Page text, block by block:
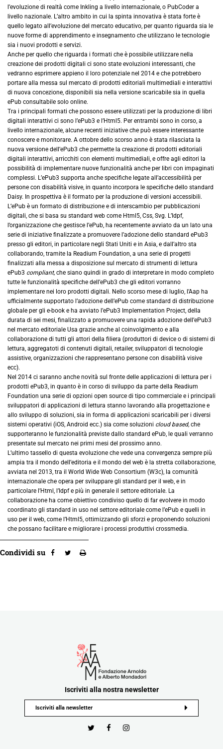
l’evoluzione di realtà come Inkling a livello internazionale, o PubCoder a
livello nazionale. L’altro ambito in cui la spinta innovativa è stata forte è
quello legato all’evoluzione del mercato educativo, per quanto riguarda sia le
nuove forme di apprendimento e insegnamento che utilizzano le tecnologie
sia i nuovi prodotti e servizi.
Anche per quello che riguarda i formati che è possibile utilizzare nella
creazione dei prodotti digitali ci sono state evoluzioni interessanti, che
vedranno esprimere appieno il loro potenziale nel 2014 e che potrebbero
portare alla messa sul mercato di prodotti editoriali multimediali e interattivi
di nuova concezione, disponibili sia nella versione scaricabile sia in quella
ePub consultabile solo online.
Tra i principali formati che possono essere utilizzati per la produzione di libri
digitali interattivi ci sono l’ePub3 e l’Html5. Per entrambi sono in corso, a
livello internazionale, alcune recenti iniziative che può essere interessante
conoscere e monitorare. A ottobre dello scorso anno è stata rilasciata la
nuova versione dell’ePub3 che permette la creazione di prodotti editoriali
digitali interattivi, arricchiti con elementi multimediali, e offre agli editori la
possibilità di implementare nuove funzionalità anche per libri con impaginati
complessi. L’ePub3 supporta anche specifiche legate all’accessibilità per
persone con disabilità visive, in quanto incorpora le specifiche dello standard
Daisy. In prospettiva è il formato per la produzione di versioni accessibili.
L’ePub è un formato di distribuzione e di interscambio per pubblicazioni
digitali, che si basa su standard web come Html5, Css, Svg. L’Idpf,
l’organizzazione che gestisce l’ePub, ha recentemente avviato da un lato una
serie di iniziative finalizzate a promuovere l’adozione dello standard ePub3
presso gli editori, in particolare negli Stati Uniti e in Asia, e dall’altro sta
collaborando, tramite la Readium Foundation, a una serie di progetti
finalizzati alla messa a disposizione sul mercato di strumenti di lettura
ePub3 compliant, che siano quindi in grado di interpretare in modo completo
tutte le funzionalità specifiche dell’ePub3 che gli editori vorranno
implementare nei loro prodotti digitali. Nello scorso mese di luglio, l’Aap ha
ufficialmente supportato l’adozione dell’ePub come standard di distribuzione
globale per gli e-book e ha avviato l’ePub3 Implementation Project, della
durata di sei mesi, finalizzato a promuovere una rapida adozione dell’ePub3
nel mercato editoriale Usa grazie anche al coinvolgimento e alla
collaborazione di tutti gli attori della filiera (produttori di device o di sistemi di
lettura, aggregatoti di contenuti digitali, retailer, sviluppatori di tecnologie
assistive, organizzazioni che rappresentano persone con disabilità visive
ecc).
Nel 2014 ci saranno anche novità sul fronte delle applicazioni di lettura per i
prodotti ePub3, in quanto è in corso di sviluppo da parte della Readium
Foundation una serie di opzioni open source di tipo commerciale e i principali
sviluppatori di applicazioni di lettura stanno lavorando alla progettazione e
allo sviluppo di soluzioni, sia in forma di applicazioni scaricabili per i diversi
sistemi operativi (iOS, Android ecc.) sia come soluzioni cloud based, che
supporteranno le funzionalità previste dallo standard ePub, le quali verranno
presentate sul mercato nei primi mesi del prossimo anno.
L’ultimo tassello di questa evoluzione che vede una convergenza sempre più
ampia tra il mondo dell’editoria e il mondo del web è la stretta collaborazione,
avviata nel 2013, tra il World Wide Web Consortium (W3c), la comunità
internazionale che opera per sviluppare gli standard per il web, e in
particolare l’Html, l’Idpf e più in generale il settore editoriale. La
collaborazione ha come obiettivo condiviso quello di far evolvere in modo
coordinato gli standard in uso nel settore editoriale come l’ePub e quelli in
uso per il web, come l’Html5, ottimizzando gli sforzi e proponendo soluzioni
che possano facilitare e migliorare i processi produttivi crossmedia.
Condividi su
Iscriviti alla nostra newsletter